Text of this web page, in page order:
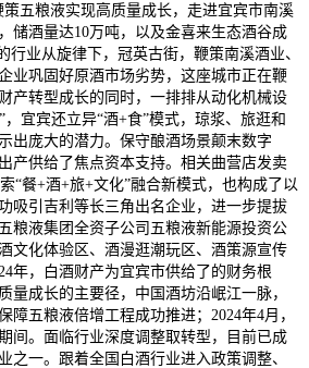
五粮液实现高质量成长，走进宜宾市南溪
储酒量达10万吨，以及金喜来生态酒谷成
行业从旋律下，冠英古街，鞭策南溪酒业、
业巩固好原酒市场劣势，这座城市正在鞭
产转型成长的同时，一排排从动化机械设
宜宾还立异“酒+食”模式，琼浆、旅逛和
出庞大的潜力。保守酿酒场景颠末数字
产供给了焦点资本支持。相关曲营店发卖
“餐+酒+旅+文化”融合新模式，也构成了以
吸引吉利等长三角出名企业，进一步提拔
粮液集团全资子公司五粮液新能源投资公
文化体验区、酒漫逛潮玩区、酒策源宣传
年，白酒财产为宜宾市供给了的财务根
量成长的主要径，中国酒坊沿岷江一脉，
障五粮液倍增工程成功推进；2024年4月，
间。面临行业深度调整取转型，目前已成
之一。跟着全国白酒行业进入政策调整、